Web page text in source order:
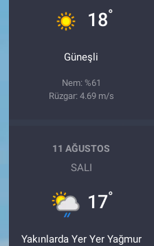
18°
Güneşli
Nem: %61
Rüzgar: 4.69 m/s
11 AĞUSTOS
SALI
17°
Yakınlarda Yer Yer Yağmur